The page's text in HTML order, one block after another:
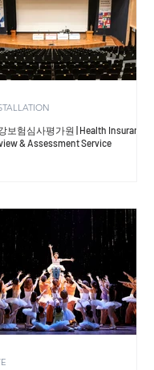
보험심사평가원 | Health Insurance
& Assessment Service